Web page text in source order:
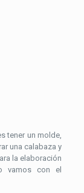
tener un molde,
una calabaza y
la elaboración
vamos con el